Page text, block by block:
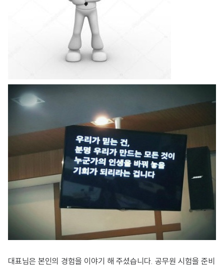
대표님은 본인의 경험을 이야기 해 주셨습니다. 공무원 시험을 준비